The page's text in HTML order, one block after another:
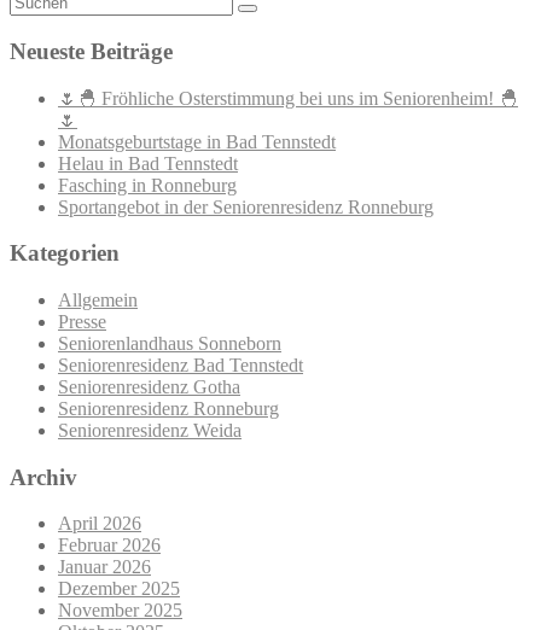
Neueste Beiträge
🌷🐣 Fröhliche Osterstimmung bei uns im Seniorenheim! 🐣
🌷
Monatsgeburtstage in Bad Tennstedt
Helau in Bad Tennstedt
Fasching in Ronneburg
Sportangebot in der Seniorenresidenz Ronneburg
Kategorien
Allgemein
Presse
Seniorenlandhaus Sonneborn
Seniorenresidenz Bad Tennstedt
Seniorenresidenz Gotha
Seniorenresidenz Ronneburg
Seniorenresidenz Weida
Archiv
April 2026
Februar 2026
Januar 2026
Dezember 2025
November 2025